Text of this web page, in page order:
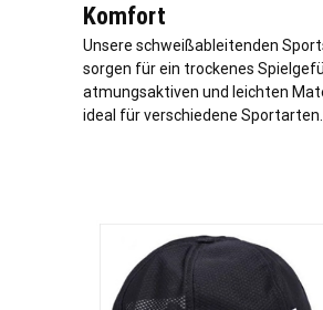
Komfort
Unsere schweißableitenden
sorgen für ein trockenes
atmungsaktiven und leichten
ideal für verschiedene Sportarten.